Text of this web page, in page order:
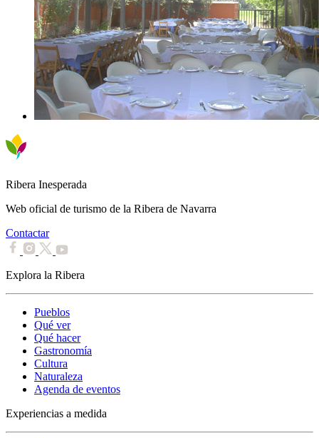
Ribera Inesperada
Web oficial de turismo de la Ribera de Navarra
Contactar
Explora la Ribera
Pueblos
Qué ver
Qué hacer
Gastronomía
Cultura
Naturaleza
Agenda de eventos
Experiencias a medida